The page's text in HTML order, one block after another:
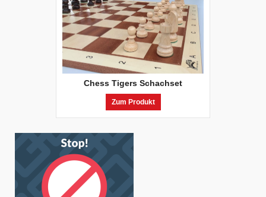
Chess Tigers Schachset
Zum Produkt